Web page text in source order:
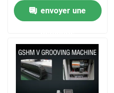
V
envoyer une